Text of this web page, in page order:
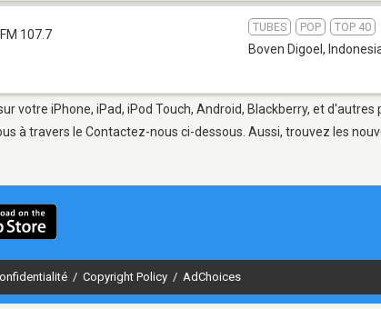
FM 107.7
TUBES POP TOP 40
Boven Digoel ,
votre iPhone, iPad, iPod Touch, Android, Blackberry, et
à travers le Contactez-nous ci-dessous. Aussi, trouvez les
/ Copyright Policy / AdChoices